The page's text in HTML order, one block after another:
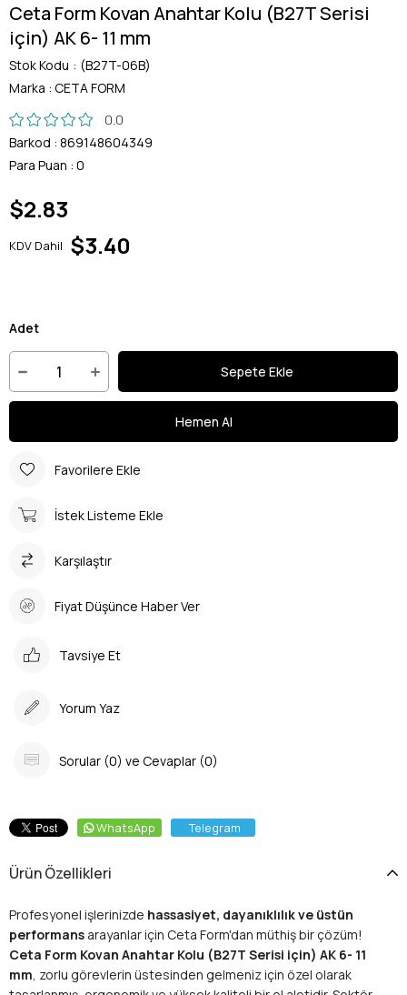
Ceta Form Kovan Anahtar Kolu (B27T Serisi
için) AK 6- 11 mm
Stok Kodu
(B27T-06B)
Marka : CETA FORM
0.0
Barkod : 869148604349
Para Puan : 0
$2.83
KDV Dahil $3.40
Adet
Favorilere Ekle
İstek Listeme Ekle
Karşılaştır
Fiyat Düşünce Haber Ver
Tavsiye Et
Yorum Yaz
Sorular (0) ve Cevaplar (0)
WhatsApp Telegram
Ürün Özellikleri
Profesyonel işlerinizde hassasiyet, dayanıklılık ve üstün
performans arayanlar için Ceta Form'dan müthiş bir çözüm!
Ceta Form Kovan Anahtar Kolu (B27T Serisi için) AK 6- 11
mm, zorlu görevlerin üstesinden gelmeniz için özel olarak